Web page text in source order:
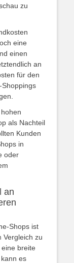
zu
eine
einen
an
für den
Shoppings
als Nachteil
Kunden
in
oder
an
Shops ist
Vergleich zu
breite
es